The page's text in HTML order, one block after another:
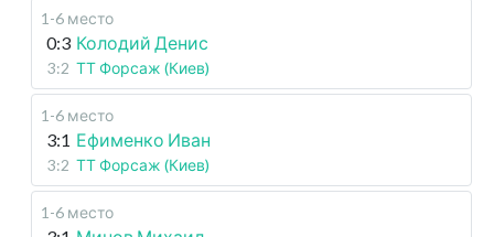
1-6 место
0:3 Колодий Денис
3:2 ТТ Форсаж (Киев)
1-6 место
3:1 Ефименко Иван
3:2 ТТ Форсаж (Киев)
1-6 место